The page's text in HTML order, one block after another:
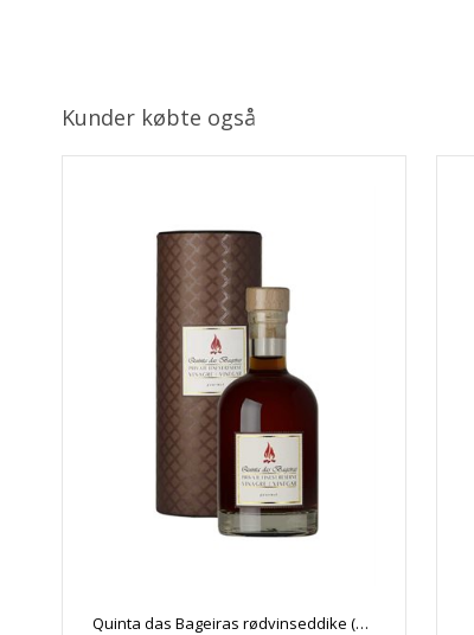
Kunder købte også
Quinta das Bageiras rødvinseddike (25 cl)